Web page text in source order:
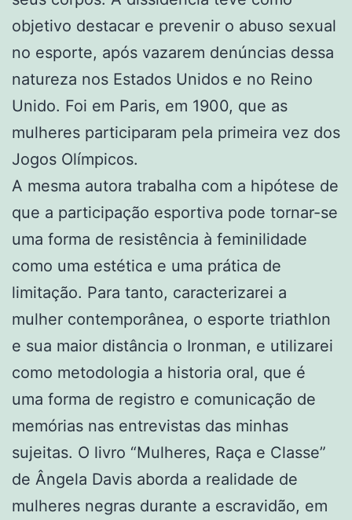
objetivo destacar e prevenir o abuso sexual
no esporte, após vazarem denúncias dessa
natureza nos Estados Unidos e no Reino
Unido. Foi em Paris, em 1900, que as
mulheres participaram pela primeira vez dos
Jogos Olímpicos.
A mesma autora trabalha com a hipótese de
que a participação esportiva pode tornar-se
uma forma de resistência à feminilidade
como uma estética e uma prática de
limitação. Para tanto, caracterizarei a
mulher contemporânea, o esporte triathlon
e sua maior distância o Ironman, e utilizarei
como metodologia a historia oral, que é
uma forma de registro e comunicação de
memórias nas entrevistas das minhas
sujeitas. O livro “Mulheres, Raça e Classe”
de Ângela Davis aborda a realidade de
mulheres negras durante a escravidão, em